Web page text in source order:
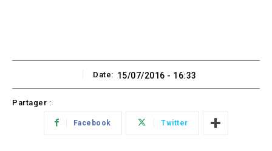
Date: 15/07/2016 - 16:33
Partager :
Facebook Twitter